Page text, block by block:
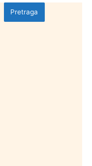
Pretraga